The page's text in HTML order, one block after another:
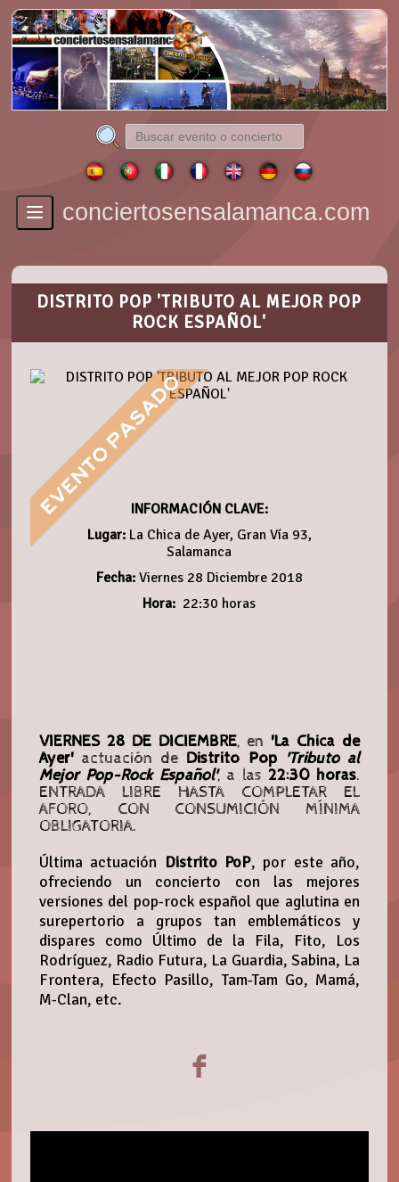
Toggle
navigationconciertosensalamanca.com
DISTRITO POP 'TRIBUTO AL MEJOR POP
ROCK ESPAÑOL'
INFORMACIÓN CLAVE:
Lugar: La Chica de Ayer, Gran Vía 93,
Salamanca
Fecha: Viernes 28 Diciembre 2018
Hora: 22:30 horas
VIERNES 28 DE DICIEMBRE, en 'La Chica de
Ayer'actuación de Distrito Pop 'Tributo al
Mejor Pop-Rock Español', a las 22:30 horas.
ENTRADA LIBRE HASTA COMPLETAR EL
AFORO, CON CONSUMICIÓN MÍNIMA
OBLIGATORIA.
Última actuación Distrito PoP, por este año,
ofreciendo un concierto con las mejores
versiones del pop-rock español que aglutina en
surepertorio a grupos tan emblemáticos y
dispares como Último de la Fila, Fito, Los
Rodríguez, Radio Futura, La Guardia, Sabina, La
Frontera, Efecto Pasillo, Tam-Tam Go, Mamá,
M-Clan, etc.